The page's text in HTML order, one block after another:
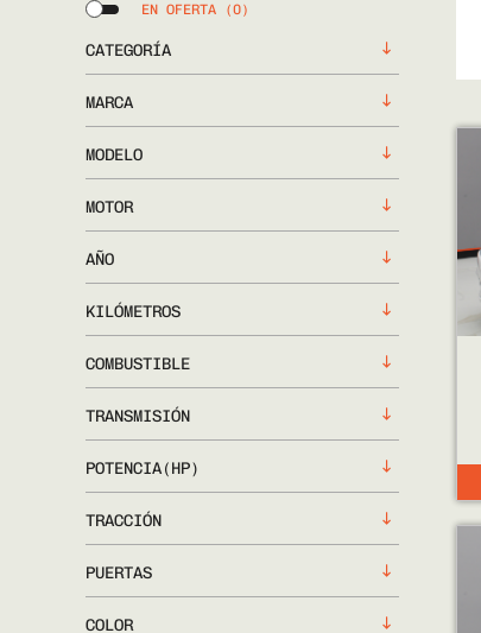
EN OFERTA (0)
CATEGORÍA
MARCA
MODELO
MOTOR
AÑO
KILÓMETROS
COMBUSTIBLE
TRANSMISIÓN
POTENCIA(HP)
TRACCIÓN
PUERTAS
COLOR